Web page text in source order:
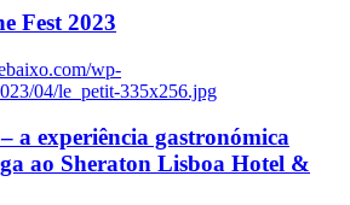
Fest 2023
wp-
04/le_petit-335x256.jpg
a experiência gastronómica
ao Sheraton Lisboa Hotel &